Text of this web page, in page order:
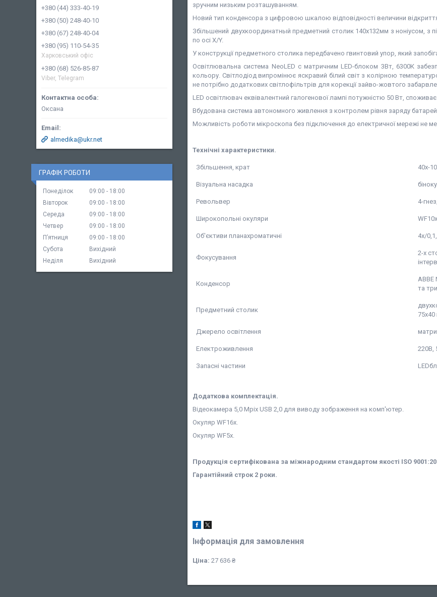
зручним низьким розташуванням.
Новий тип конденсора з цифровою шкалою відповідності величини
Збільшений двухкоординатный предметний столик 140х132мм з ноніусом, з
по осі X/Y.
У конструкції предметного столика передбачено гвинтовий упор, який
Освітлювальна система NeoLED c матричним LED-блоком 3Вт, 6300К
кольору. Світлодіод випромінює яскравий білий світ з колірною
не потрібно додаткових світлофільтрів для корекції зайво-жовтого
LED освітлювач еквівалентний галогенової лампі потужністю 50 Вт,
Вбудована система автономного живлення з контролем рівня заряду батарей.
Можливість роботи мікроскопа без підключення до електричної мережі не
Технічні характеристики.
Збільшення, крат 40х-
Візуальна насадка
Револьвер 4-
Широкопольні окуляри
Об'єктиви планахроматичні 4х/
Фокусування
2-х
Конденсор
ABBE
та
Предметний столик
Джерело освітлення
Електроживлення 220В,
Запасні частини
Додаткова комплектація.
Відеокамера 5,0 Mpix USB 2,0 для виводу зображення на комп'ютер.
Окуляр WF16х.
Окуляр WF5x.
Продукція сертифікована за міжнародним стандартом якості ISO
Гарантійний строк 2 роки.
Інформація для замовлення
Ціна: 27 636 ₴
+380 (44) 333-40-19
+380 (50) 248-40-10
+380 (67) 248-40-04
+380 (95) 110-54-35
Харковський офіс
+380 (68) 526-85-87
Viber, Telegram
Оксана
almedika@ukr.net
ГРАФІК РОБОТИ
Понеділок 09:00
18:00
Вівторок
09:00
18:00
Середа
09:00
18:00
Четвер
09:00
18:00
Пʼятниця
09:00
18:00
Субота
Вихідний
Неділя
Вихідний